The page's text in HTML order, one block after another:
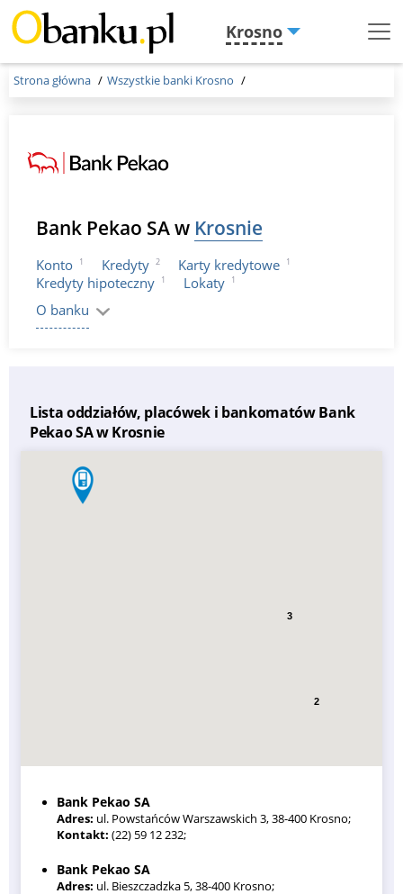
Krosno
Menu
Strona główna Wszystkie banki Krosno
Bank Pekao SA w Krosnie
Konto 1 Kredyty 2 Karty kredytowe 1
Kredyty hipoteczny 1 Lokaty 1
O banku
Lista oddziałów, placówek i bankomatów Bank
Pekao SA w Krosnie
Bank Pekao SA
Adres: ul. Powstańców Warszawskich 3, 38-400 Krosno;
Kontakt: (22) 59 12 232;
Bank Pekao SA
Adres: ul. Bieszczadzka 5, 38-400 Krosno;
3
2